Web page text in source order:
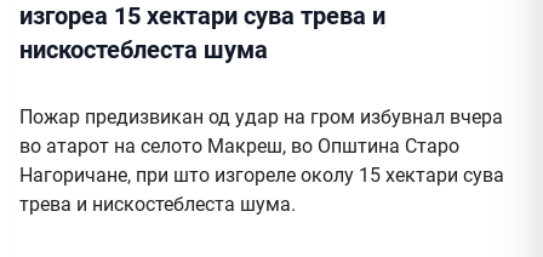
изгореа 15 хектари сува трева и
нискостеблеста шума
Пожар предизвикан од удар на гром избувнал вчера
во атарот на селото Макреш, во Општина Старо
Нагоричане, при што изгореле околу 15 хектари сува
трева и нискостеблеста шума.